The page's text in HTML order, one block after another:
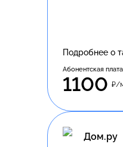
Подробнее о
Абонентская плата
1100 ₽/
Дом.ру